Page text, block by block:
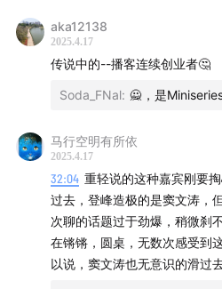
于在乎的事儿不愿意特别短地说
00:08:27蜉蝣天地想专心致志地
给嘉宾一个比较松散的空间
00:15:48Lex Fridman 对谈
个普通科技/财经媒体采访
汉洋之前做访谈的心态
aka12138
2025.4.17
传说中的--播客连续创业者🤔
Soda_FNal: 🙅，是
马行空明有所依
2025.4.17
32:04 重轻说的这种嘉宾刚要
过去，登峰造极的是窦文涛，
次聊的话题过于劲爆，稍微刹
在锵锵，圆桌，无数次感受到
以说，窦文涛也无意识的滑过